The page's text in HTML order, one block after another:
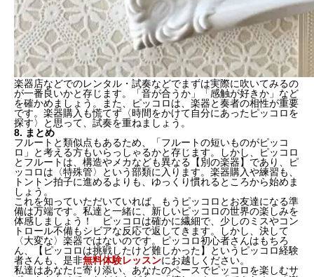
楽器店などでのレンタル・試奏などでまずは実際に吹いてみるの
が一番良いかと存じます。「音が合うか」「感触が好きか」など
を確かめましょう。また、ピッコロは、 楽器と奏者の相性が重要
です。楽器購入も慌てず 〈時間をかけて自分にあったピッコロを
探す〉
と思って、試奏を重ねましょう。
8. まとめ
フルートと類似点もあるため、「フルートの短いものがピッコ
ロ」と考える方もいらっしゃるかと存じます。しかし、ピッコロ
とフルートは、構造やメカなども異なる 【別の楽器】 であり、ピ
ッコロは 〈特殊管〉
という部類に入ります。楽器購入や練習も、
トントン拍子に進めるよりも、ゆっくり慣れるところから始めま
しょう。
これを知っていただいていれば、もうピッコロとお友達になる準
備は万端です。私達と一緒に、新しいピッコロの世界の楽しみを
体感しましょう！ ピッコロは確かに繊細で、少しのミスやコン
トロール不備もシビアな反応で返してきます。しかし、決して
〈大変な〉楽器ではないのです。ピッコロ初心者さんはもちろ
ん、【ピッコロは挑戦したけど難しかった】というピッコロ経験
者さんも、是非無料体験レッスンにお越しください。
私達はあなたに寄り添い、あなたのペースでピッコロを楽しむサ